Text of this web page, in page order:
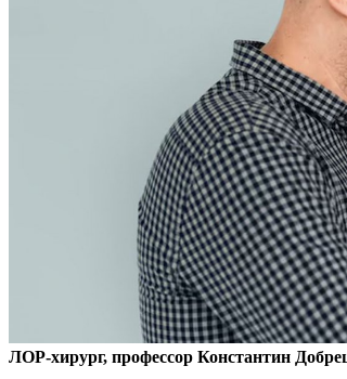
ЛОР-хирург, профессор Константин